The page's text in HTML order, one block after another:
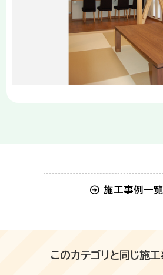
施工事例一
このカテゴリと同じ施